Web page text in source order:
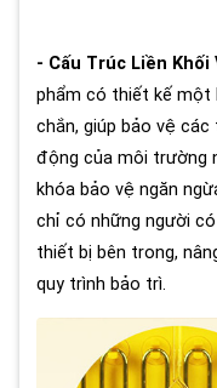
- Cấu Trúc Liền Khối
phẩm có thiết kế một
chắn, giúp bảo vệ
động của môi trường
khóa bảo vệ ngăn
chỉ có những người
thiết bị bên trong,
quy trình bảo trì.